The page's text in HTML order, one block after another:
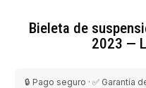
Bieleta de
2023 —
🔒 Pago seguro · ✅ Garantía